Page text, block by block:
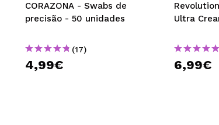
CORAZONA - Swabs de
precisão - 50 unidades
(17)
4,99€
Ultra
6,99€